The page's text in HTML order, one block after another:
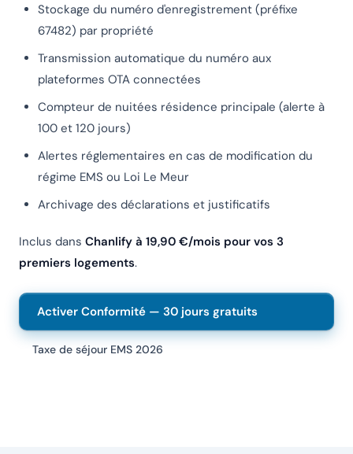
Stockage du numéro d'enregistrement (préfixe
67482) par propriété
Transmission automatique du numéro aux
plateformes OTA connectées
Compteur de nuitées résidence principale (alerte à
100 et 120 jours)
Alertes réglementaires en cas de modification du
régime EMS ou Loi Le Meur
Archivage des déclarations et justificatifs
Inclus dans Chanlify à 19,90 €/mois pour vos 3
premiers logements.
Activer Conformité — 30 jours gratuits
Taxe de séjour EMS 2026